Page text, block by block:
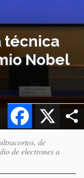
técnica
Nobel
X
Facebook
de
de electrones a